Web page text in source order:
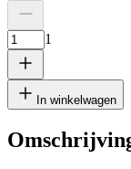
1
In winkelwagen